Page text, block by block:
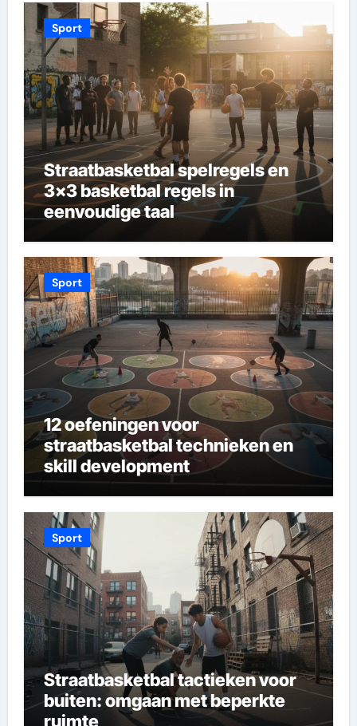
Sport
Straatbasketbal spelregels en
3×3 basketbal regels in
eenvoudige taal
Sport
12 oefeningen voor
straatbasketbal technieken en
skill development
Sport
Straatbasketbal tactieken voor
buiten: omgaan met beperkte
ruimte